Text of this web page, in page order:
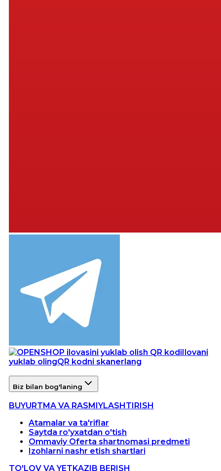
Ilovani
yuklab olingQR kodni skanerlang
Biz bilan bog'laning
BUYURTMA VA RASMIYLASHTIRISH
Atamalar va ta'riflar
Saytda ro'yxatdan o'tish
Ommaviy Oferta shartnomasi predmeti
Izohlarni nashr etish shartlari
TO'LOV VA YETKAZIB BERISH